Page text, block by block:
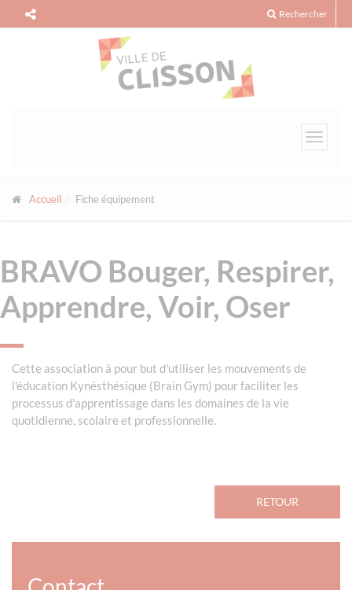
Rechercher
Toggle
Accueil Fiche équipement
BRAVO Bouger, Respirer,
Apprendre, Voir, Oser
Cette association à pour but d'utiliser les mouvements de
l'éducation Kynésthésique (Brain Gym) pour faciliter les
processus d'apprentissage dans les domaines de la vie
quotidienne, scolaire et professionnelle.
RETOUR
Panneau de gestion des cookies